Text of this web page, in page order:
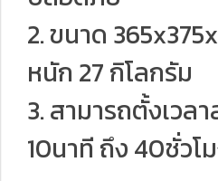
2. ขนาด
หนัก 27 กิโลกรัม
3. สามารถตั้งเวล
10นาที ถึง 40ชั่วโ